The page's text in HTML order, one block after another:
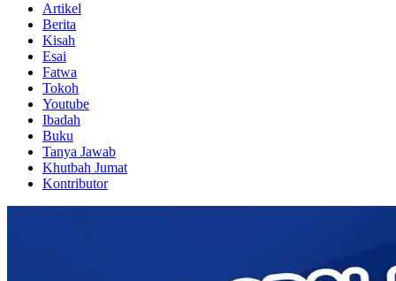
Artikel
Berita
Kisah
Esai
Fatwa
Tokoh
Youtube
Ibadah
Buku
Tanya Jawab
Khutbah Jumat
Kontributor